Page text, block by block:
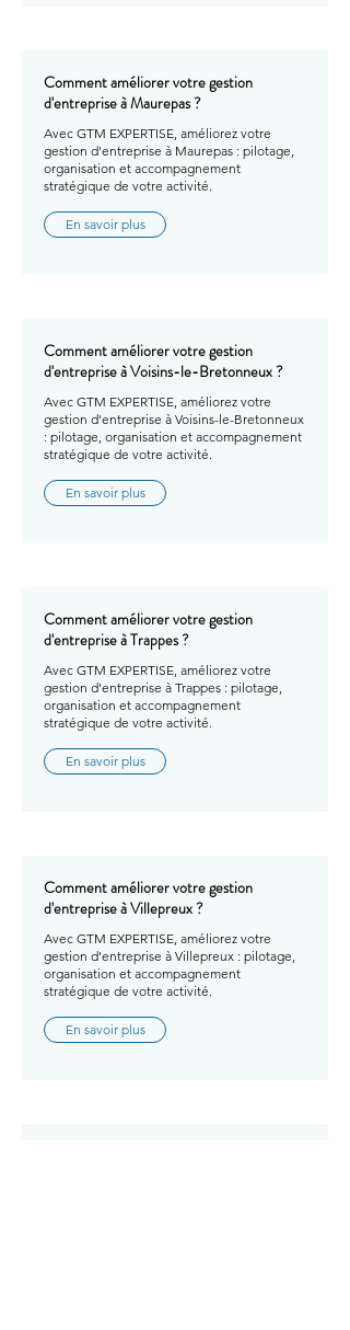
Comment améliorer votre gestion
d'entreprise à Maurepas ?
Avec GTM EXPERTISE, améliorez votre
gestion d'entreprise à Maurepas : pilotage,
organisation et accompagnement
stratégique de votre activité.
En savoir plus
Comment améliorer votre gestion
d'entreprise à Voisins-le-Bretonneux ?
Avec GTM EXPERTISE, améliorez votre
gestion d'entreprise à Voisins-le-Bretonneux
: pilotage, organisation et accompagnement
stratégique de votre activité.
En savoir plus
Comment améliorer votre gestion
d'entreprise à Trappes ?
Avec GTM EXPERTISE, améliorez votre
gestion d'entreprise à Trappes : pilotage,
organisation et accompagnement
stratégique de votre activité.
En savoir plus
Comment améliorer votre gestion
d'entreprise à Villepreux ?
Avec GTM EXPERTISE, améliorez votre
gestion d'entreprise à Villepreux : pilotage,
organisation et accompagnement
stratégique de votre activité.
En savoir plus